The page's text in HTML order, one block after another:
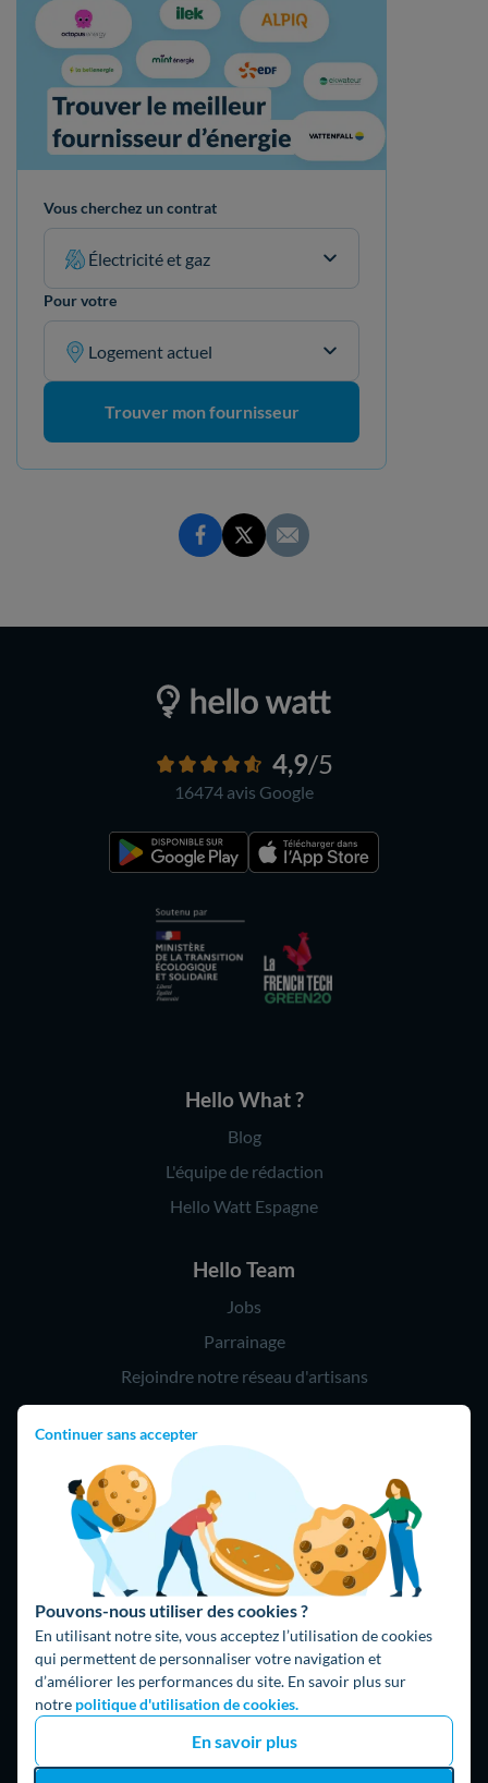
Continuer sans accepter
Pouvons-nous utiliser des cookies ?
En utilisant notre site, vous acceptez l’utilisation de cookies
qui permettent de personnaliser votre navigation et
d’améliorer les performances du site. En savoir plus sur
notre politique d'utilisation de cookies.
En savoir plus
Vous cherchez un contrat
Électricité et gaz
Pour votre
Logement actuel
Trouver mon fournisseur
4,9/5
16474 avis Google
Hello What ?
Blog
L'équipe de rédaction
Hello Watt Espagne
Hello Team
Jobs
Parrainage
Rejoindre notre réseau d'artisans
09 75 18 60 60
(8h-21h)
75018 Paris
Fait avec ⚡ par Hello Watt
© 2026 Hello Watt |CGU|Mentions légales